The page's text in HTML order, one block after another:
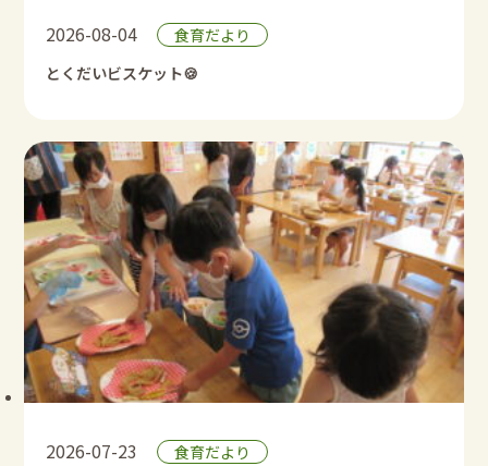
2026-08-04
食育だより
とくだいビスケット🍪
2026-07-23
食育だより